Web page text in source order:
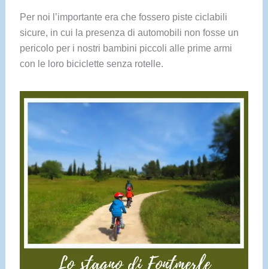
Per noi l’importante era che fossero piste ciclabili
sicure, in cui la presenza di automobili non fosse un
pericolo per i nostri bambini piccoli alle prime armi
con le loro biciclette senza rotelle.